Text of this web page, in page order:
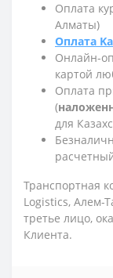
Оплата
Алматы)
Оплата
Онлайн-
картой
Оплата
(
для
Транспортная
Logistics, Алем-
третье лицо,
Клиента.